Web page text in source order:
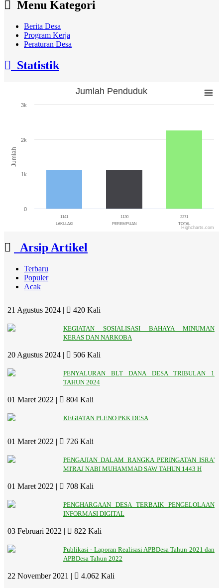
Menu Kategori
Berita Desa
Program Kerja
Peraturan Desa
Statistik
The chart has 1 Y axis displaying Jumlah. Range: 0 to 3000.
Jumlah
Jumlah Penduduk
1141
LAKI-LAKI
1130
PEREMPUAN
2271
TOTAL
0
1k
2k
3k
Highcharts.com
Arsip Artikel
Terbaru
Populer
Acak
21 Agustus 2024 | 420 Kali
KEGIATAN SOSIALISASI BAHAYA MINUMAN
KERAS DAN NARKOBA
20 Agustus 2024 | 506 Kali
PENYALURAN BLT DANA DESA TRIBULAN 1
TAHUN 2024
01 Maret 2022 | 804 Kali
KEGIATAN PLENO PKK DESA
01 Maret 2022 | 726 Kali
PENGAJIAN DALAM RANGKA PERINGATAN ISRA'
MI'RAJ NABI MUHAMMAD SAW TAHUN 1443 H
01 Maret 2022 | 708 Kali
PENGHARGAAN DESA TERBAIK PENGELOLAAN
INFORMASI DIGITAL
03 Februari 2022 | 822 Kali
Publikasi - Laporan Realisasi APBDesa Tahun 2021 dan
APBDesa Tahun 2022
22 November 2021 | 4.062 Kali